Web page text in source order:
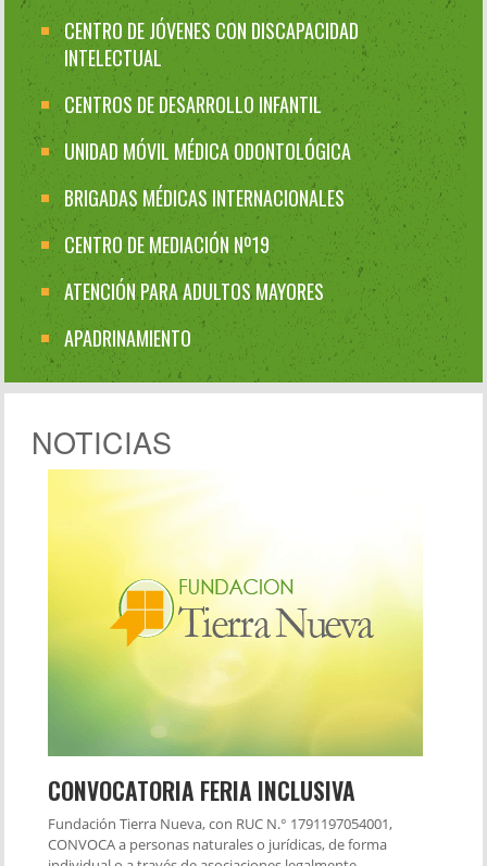
CENTRO DE JÓVENES CON DISCAPACIDAD
INTELECTUAL
CENTROS DE DESARROLLO INFANTIL
UNIDAD MÓVIL MÉDICA ODONTOLÓGICA
BRIGADAS MÉDICAS INTERNACIONALES
CENTRO DE MEDIACIÓN Nº19
ATENCIÓN PARA ADULTOS MAYORES
APADRINAMIENTO
NOTICIAS
CONVOCATORIA FERIA INCLUSIVA
Fundación Tierra Nueva, con RUC N.° 1791197054001,
CONVOCA a personas naturales o jurídicas, de forma